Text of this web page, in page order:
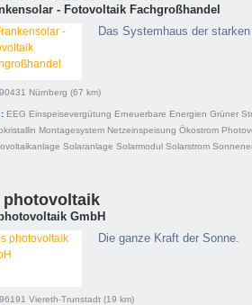
- Fotovoltaik Fachgroßhandel
Das Systemhaus der
90431 Nürnberg (67 km)
EEG Einspeisevergütung Erneuerbare Energien Grüner
Montagesystem Netzeinspeisung Ökostrom
Solaranlage Solarmodul Solarstrom
photovoltaik
GmbH
Die ganze Kraft der Sonne.
96191 Viereth-Trunstadt (19 km)